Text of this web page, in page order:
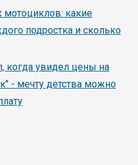
мотоциклов: какие
подростка и сколько
когда увидел цены на
- мечту детства можно